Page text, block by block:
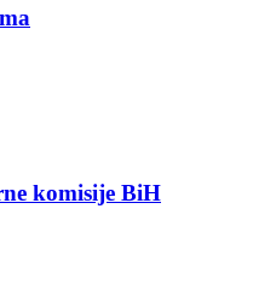
komisije BiH